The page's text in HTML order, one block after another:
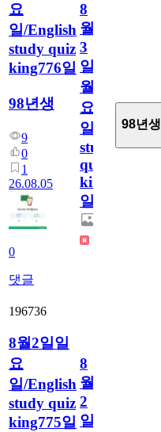
요
일/English
study quiz
king776일
98년생
9
0
1
26.08.05
0
댓글
8
월
3
일
월
요
일/English
study
quiz
king776
일
98년생
196736
8월2일일
요
일/English
study quiz
king775일
8
월
2
일